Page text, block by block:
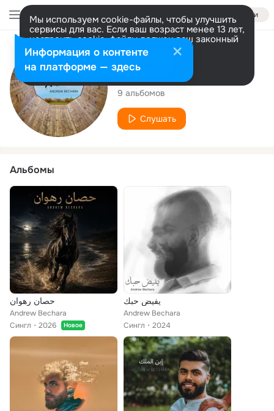
Войти
Мы используем cookie-файлы, чтобы улучшить
сервисы для вас. Если ваш возраст менее 13 лет,
настроить cookie-файлы должен ваш законный
представитель. Больше информации
Разрешить все Настроить
Исполнитель
Andrew Bechara
9 альбомов
Слушать
Альбомы
حصان رهوان
Andrew Bechara
Сингл
2026 Новое
يفيض حبك
Andrew Bechara
Сингл
2024
Информация о контенте
на платформе — здесь